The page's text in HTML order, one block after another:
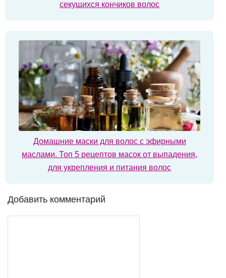
секущихся кончиков волос
Домашние маски для волос с эфирными
маслами. Топ 5 рецептов масок от выпадения,
для укрепления и питания волос
Добавить комментарий